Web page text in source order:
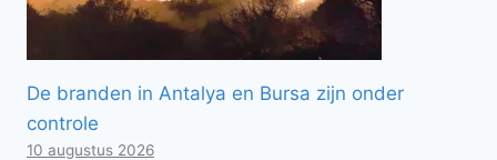
De branden in Antalya en Bursa zijn onder
controle
10 augustus 2026